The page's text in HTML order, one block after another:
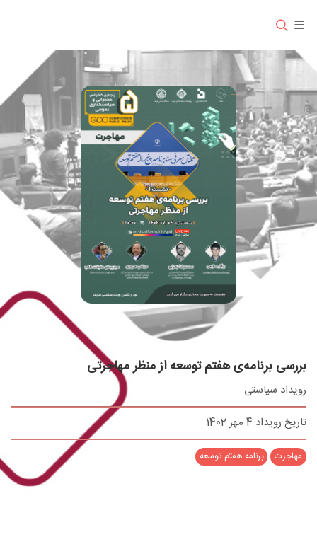
بررسی برنامه‌ی هفتم توسعه از منظر مهاجرتی
رویداد سیاستی
تاریخ رویداد 4 مهر 1402
مهاجرت برنامه هفتم توسعه